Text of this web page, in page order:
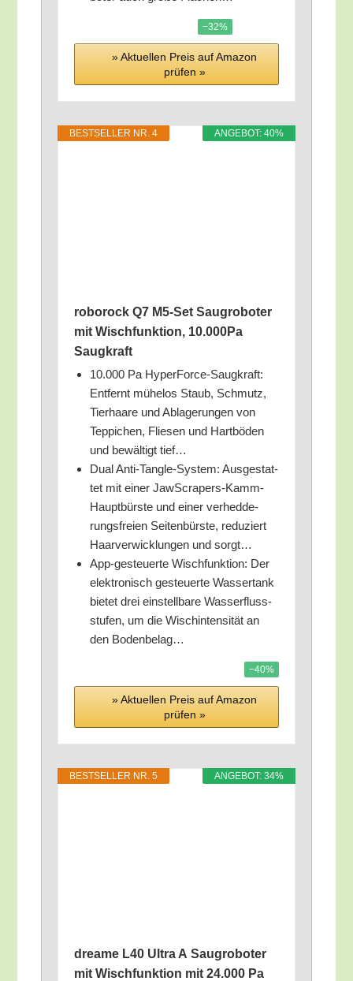
−32%
» Aktu­el­len Preis auf Ama­zon
prü­fen »
ANGE­BOT: 40%
BEST­SEL­LER NR. 4
rob­orock Q7 M5-Set Saug­ro­bo­ter
mit Wisch­funk­ti­on, 10.000Pa
Saugkraft
10.000 Pa Hyper­Force-Saug­kraft:
Ent­fernt mühe­los Staub, Schmutz,
Tier­haa­re und Abla­ge­run­gen von
Tep­pi­chen, Flie­sen und Hart­bö­den
und bewäl­tigt tief…
Dual Anti-Tang­le-Sys­tem: Aus­ge­stat­
tet mit einer Jaw­S­cra­pers-Kamm-
Haupt­bürs­te und einer ver­hed­de­
rungs­frei­en Sei­ten­bürs­te, redu­ziert
Haar­ver­wick­lun­gen und sorgt…
App-gesteu­er­te Wisch­funk­ti­on: Der
elek­tro­nisch gesteu­er­te Was­ser­tank
bie­tet drei ein­stell­ba­re Was­ser­fluss­
stu­fen, um die Wisch­in­ten­si­tät an
den Bodenbelag…
−40%
» Aktu­el­len Preis auf Ama­zon
prü­fen »
ANGE­BOT: 34%
BEST­SEL­LER NR. 5
drea­me L40 Ultra A Saug­ro­bo­ter
mit Wisch­funk­ti­on mit 24.000 Pa